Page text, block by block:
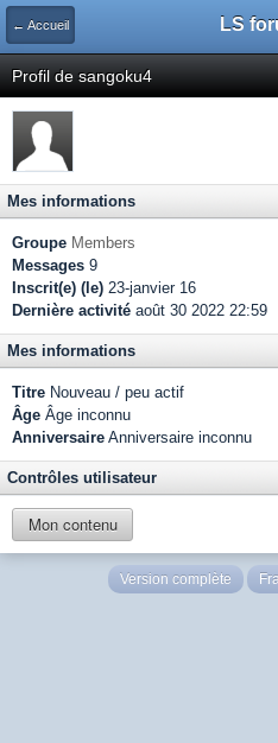
← Accueil LS
Profil de sangoku4
Mes informations
Groupe Members
Messages 9
Inscrit(e) (le) 23-janvier 16
Dernière activité août 30 2022 22:59
Mes informations
Titre Nouveau / peu actif
Âge Âge inconnu
Anniversaire Anniversaire inconnu
Contrôles utilisateur
Mon contenu
Version complète